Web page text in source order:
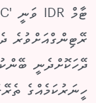
ރޭޓިންގްއަށްވުރެ
ދޭހަކޮށްދެނީ
ހީނަރުކަމެއްގެ